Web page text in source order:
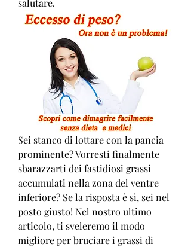
salutare.
Sei stanco di lottare con la pancia
prominente? Vorresti finalmente
sbarazzarti dei fastidiosi grassi
accumulati nella zona del ventre
inferiore? Se la risposta è sì, sei nel
posto giusto! Nel nostro ultimo
articolo, ti sveleremo il modo
migliore per bruciare i grassi di